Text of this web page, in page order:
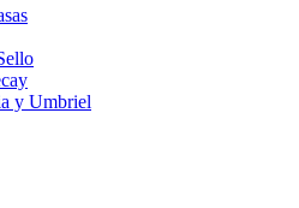
y Umbriel